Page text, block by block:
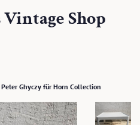
Shop
Ghyczy für Horn Collection